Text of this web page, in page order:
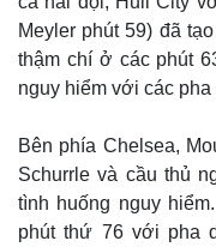
Meyler phút 59) đã
thậm chí ở các phút
nguy hiểm với các
Bên phía Chelsea,
Schurrle và cầu thủ
tình huống nguy
phút thứ 76 với pha